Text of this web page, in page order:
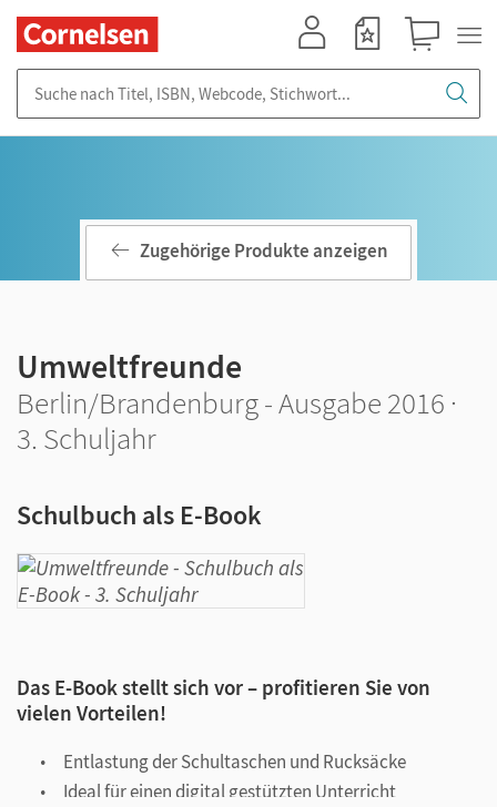
Zugehörige Produkte anzeigen
Umweltfreunde
Berlin/Brandenburg - Ausgabe 2016 ·
3. Schuljahr
Schulbuch als E-Book
Das E-Book stellt sich vor – profitieren Sie von
vielen Vorteilen!
Entlastung der Schultaschen und Rucksäcke
Ideal für einen digital gestützten Unterricht